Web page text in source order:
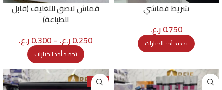
شريط قماشي
0.750ر.ع.
تحديد أحد الخيارات
قماش لاصق للتغليف (قابل
للطباعة)
0.250ر.ع. –
0.300ر.ع.
تحديد أحد الخيارات
-16%